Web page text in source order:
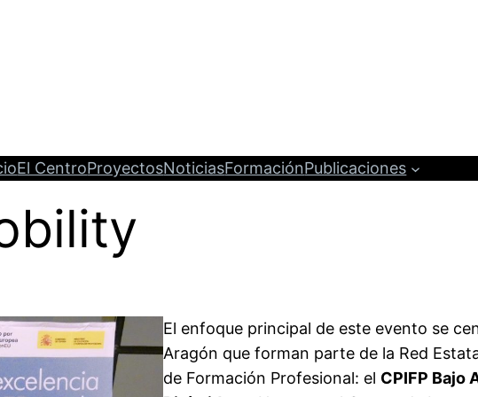
El CentroProyectosNoticiasFormaciónPublicaciones
El enfoque principal de este evento se
Aragón que forman parte de la Red
de Formación Profesional: el CPIFP Bajo